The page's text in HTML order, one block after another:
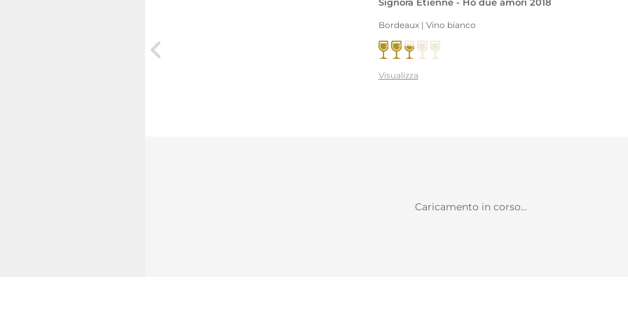
Signora Etienne - Ho due amori 2018
Bordeaux | Vino bianco
Visualizza
Caricamento in corso...